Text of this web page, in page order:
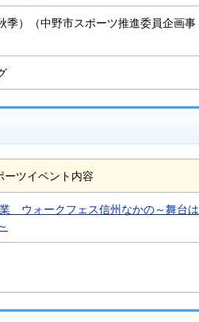
季）（中野市スポーツ推進委員企画事
ーツイベント内容
ウォークフェス信州なかの～舞台は